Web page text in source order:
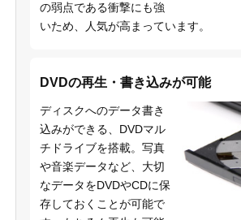
の弱点である衝撃にも強
いため、人気が高まっています。
DVDの再生・書き込みが可能
ディスクへのデータ書き
込みができる、DVDマル
チドライブを搭載。写真
や音楽データなど、大切
なデータをDVDやCDに保
存しておくことが可能で